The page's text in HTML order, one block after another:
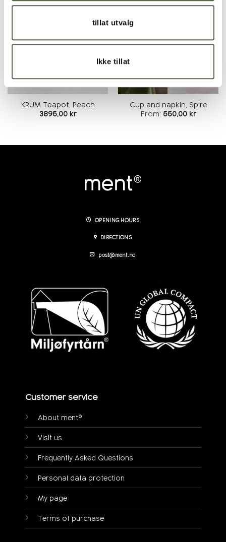
tillat utvalg
Ikke tillat
wishlist
KRUM Teapot, Peach
3895,00 kr
Cup and napkin, Spire
From: 550,00 kr
OPENING HOURS
DIRECTIONS
post@ment.no
Customer service
About ment®
Visit us
Frequently Asked Questions
Personal data protection
My page
Terms of purchase